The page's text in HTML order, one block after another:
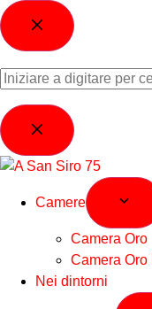
Camere
Camera Oro
Camera Oro II
Nei dintorni